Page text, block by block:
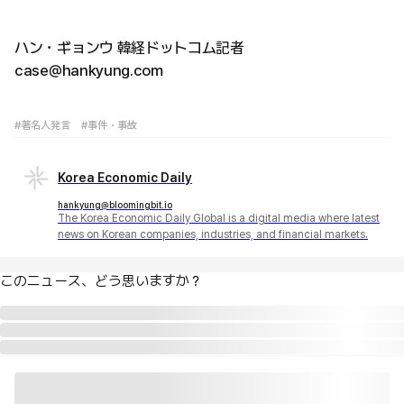
ハン・ギョンウ 韓経ドットコム記者
case@hankyung.com
#著名人発言 #事件・事故
Korea Economic Daily
hankyung@bloomingbit.io
The Korea Economic Daily Global is a digital media where latest
news on Korean companies, industries, and financial markets.
このニュース、どう思いますか？